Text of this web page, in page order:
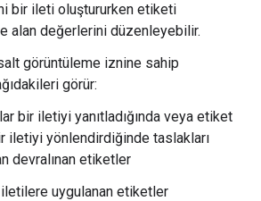
bir ileti oluştururken etiketi
alan değerlerini düzenleyebilir.
görüntüleme iznine sahip
görür:
bir iletiyi yanıtladığında veya etiket
iletiyi yönlendirdiğinde taslakları
devralınan etiketler
iletilere uygulanan etiketler